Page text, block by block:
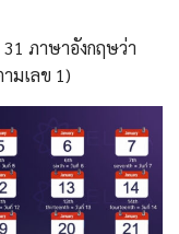
ภาษาอังกฤษว่า
มเลข 1)